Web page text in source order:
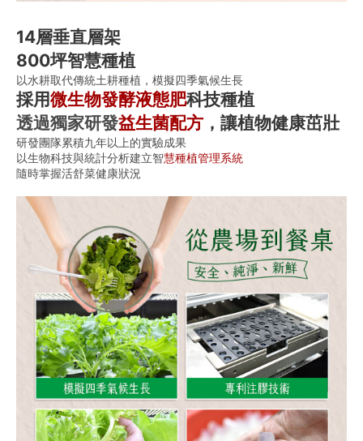
14層垂直層架
800坪智慧種植
以水耕取代傳統土耕種植，模擬四季氣候生長
採用微生物發酵液態肥科技種植
透過獨家研發益生菌配方，讓植物健康茁壯
研發團隊累積九年以上的實驗成果
以生物科技與統計分析建立智慧種植管理系統
隨時掌握活舒菜健康狀況